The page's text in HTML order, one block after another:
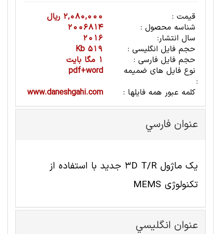
قیمت :
2,080,000 ریال
شناسه محصول :
2006814
سال انتشار:
2016
حجم فایل انگلیسی :
519 Kb
حجم فایل فارسی :
1 مگا بایت
نوع فایل های ضمیمه
:
pdf+word
کلمه عبور همه فایلها :
www.daneshgahi.com
عنوان فارسي
یک ماژول 3D T/R جدید با استفاده از
تکنولوژی MEMS
عنوان انگليسي